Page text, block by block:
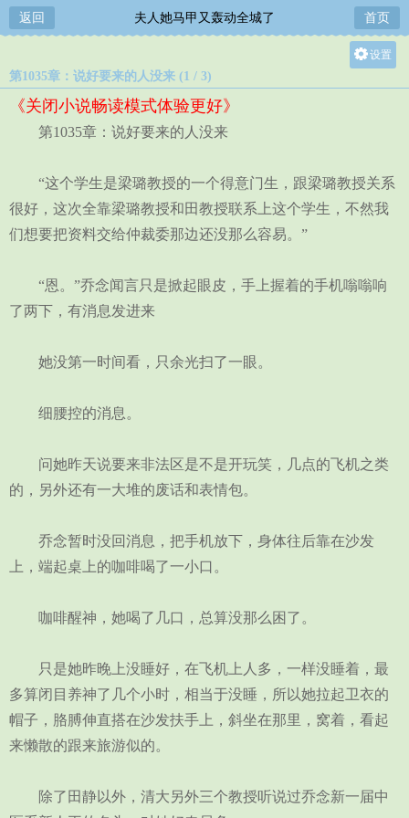
返回 夫人她马甲又轰动全城了 首页
设置
第1035章：说好要来的人没来 (1 / 3)
《关闭小说畅读模式体验更好》
第1035章：说好要来的人没来
“这个学生是梁璐教授的一个得意门生，跟梁璐教授关系
很好，这次全靠梁璐教授和田教授联系上这个学生，不然我
们想要把资料交给仲裁委那边还没那么容易。”
“恩。”乔念闻言只是掀起眼皮，手上握着的手机嗡嗡响
了两下，有消息发进来
她没第一时间看，只余光扫了一眼。
细腰控的消息。
问她昨天说要来非法区是不是开玩笑，几点的飞机之类
的，另外还有一大堆的废话和表情包。
乔念暂时没回消息，把手机放下，身体往后靠在沙发
上，端起桌上的咖啡喝了一小口。
咖啡醒神，她喝了几口，总算没那么困了。
只是她昨晚上没睡好，在飞机上人多，一样没睡着，最
多算闭目养神了几个小时，相当于没睡，所以她拉起卫衣的
帽子，胳膊伸直搭在沙发扶手上，斜坐在那里，窝着，看起
来懒散的跟来旅游似的。
除了田静以外，清大另外三个教授听说过乔念新一届中